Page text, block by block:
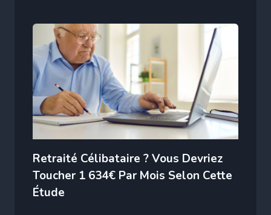
Retraité Célibataire ? Vous Devriez
Toucher 1 634€ Par Mois Selon Cette
Étude